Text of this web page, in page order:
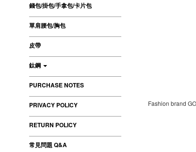
錢包/掛包/手拿包/卡片包
單肩腰包/胸包
皮帶
鈦鋼
PURCHASE NOTES
PRIVACY POLICY
RETURN POLICY
常見問題 Q&A
Fashion brand